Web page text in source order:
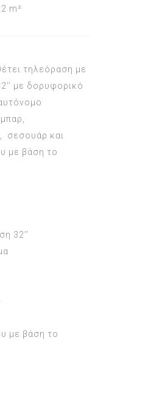
m²
τηλεόραση με
με δορυφορικό
σεσουάρ και
με βάση το
32’’
με βάση το